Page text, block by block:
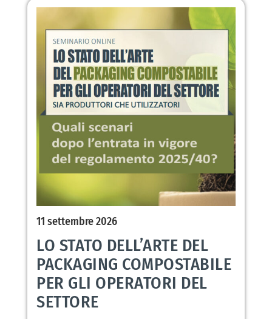
11 settembre 2026
LO STATO DELL’ARTE DEL
PACKAGING COMPOSTABILE
PER GLI OPERATORI DEL
SETTORE